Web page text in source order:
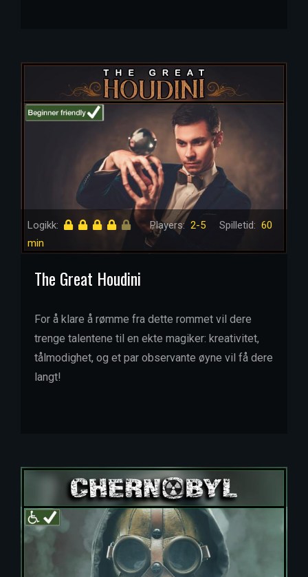
Logikk: Players: 2-5 Spilletid: 60
min
The Great Houdini
For å klare å rømme fra dette rommet vil dere
trenge talentene til en ekte magiker: kreativitet,
tålmodighet, og et par observante øyne vil få dere
langt!